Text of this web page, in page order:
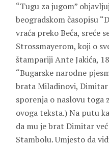
“Tugu za jugom”
beogradskom časopisu
vraća preko Beča, sreće
Strossmayerom, koji o
štamparijiAnte Jakića,
“Bugarske narodne
brata Miladinovi, Dimitar
sporenja o naslovu toga
ovoga teksta.) Na putu
da mu je brat Dimitar
Stambolu. Umjesto da